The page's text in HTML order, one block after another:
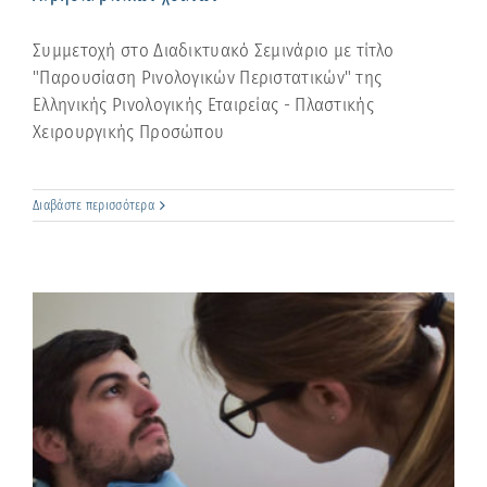
Συμμετοχή στο Διαδικτυακό Σεμινάριο με τίτλο
"Παρουσίαση Ρινολογικών Περιστατικών" της
Ελληνικής Ρινολογικής Εταιρείας - Πλαστικής
Χειρουργικής Προσώπου
Διαβάστε περισσότερα